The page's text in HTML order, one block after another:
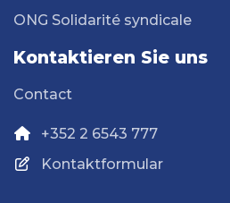
ONG Solidarité syndicale
Kontaktieren Sie uns
Contact
+352 2 6543 777
Kontaktformular